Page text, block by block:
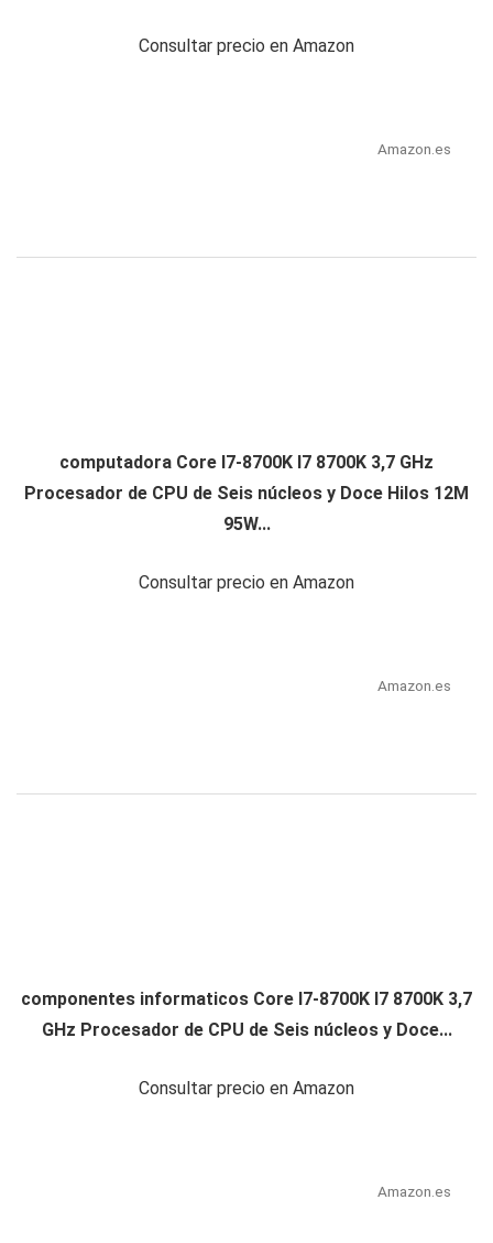
Consultar precio en Amazon
Amazon.es
computadora Core I7-8700K I7 8700K 3,7 GHz
Procesador de CPU de Seis núcleos y Doce Hilos 12M
95W...
Consultar precio en Amazon
Amazon.es
componentes informaticos Core I7-8700K I7 8700K 3,7
GHz Procesador de CPU de Seis núcleos y Doce...
Consultar precio en Amazon
Amazon.es